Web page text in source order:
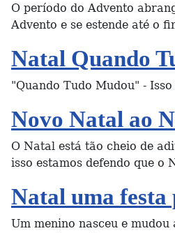
O período do Advento
Advento e se estende até o
Natal Quando
"Quando Tudo Mudou" -
Novo Natal ao
O Natal está tão cheio de
isso estamos defendo que o
Natal uma festa
Um menino nasceu e